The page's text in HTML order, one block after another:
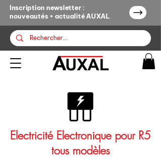
Inscription newsletter :
nouveautés + actualité AUXAL
Electricité Electronique pour R5
tous modèles